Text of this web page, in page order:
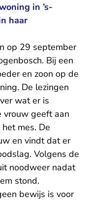
in ’s-
haar
op 29 september
Bij een
en zoon op de
De lezingen
wat er is
vrouw geeft aan
mes. De
en vindt dat er
Volgens de
noodweer nadat
stond.
bewijs is voor